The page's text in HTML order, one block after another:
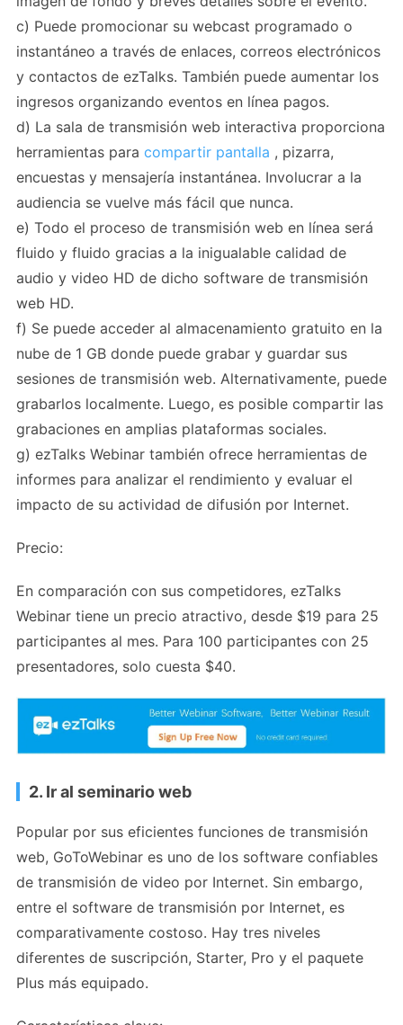
c) Puede promocionar su webcast programado o
instantáneo a través de enlaces, correos electrónicos
y contactos de ezTalks. También puede aumentar los
ingresos organizando eventos en línea pagos.
d) La sala de transmisión web interactiva proporciona
herramientas para compartir pantalla , pizarra,
encuestas y mensajería instantánea. Involucrar a la
audiencia se vuelve más fácil que nunca.
e) Todo el proceso de transmisión web en línea será
fluido y fluido gracias a la inigualable calidad de
audio y video HD de dicho software de transmisión
web HD.
f) Se puede acceder al almacenamiento gratuito en la
nube de 1 GB donde puede grabar y guardar sus
sesiones de transmisión web. Alternativamente, puede
grabarlos localmente. Luego, es posible compartir las
grabaciones en amplias plataformas sociales.
g) ezTalks Webinar también ofrece herramientas de
informes para analizar el rendimiento y evaluar el
impacto de su actividad de difusión por Internet.
Precio:
En comparación con sus competidores, ezTalks
Webinar tiene un precio atractivo, desde $19 para 25
participantes al mes. Para 100 participantes con 25
presentadores, solo cuesta $40.
2. Ir al seminario web
Popular por sus eficientes funciones de transmisión
web, GoToWebinar es uno de los software confiables
de transmisión de video por Internet. Sin embargo,
entre el software de transmisión por Internet, es
comparativamente costoso. Hay tres niveles
diferentes de suscripción, Starter, Pro y el paquete
Plus más equipado.